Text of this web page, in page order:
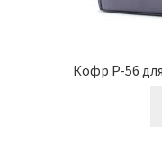
Кофр P-56